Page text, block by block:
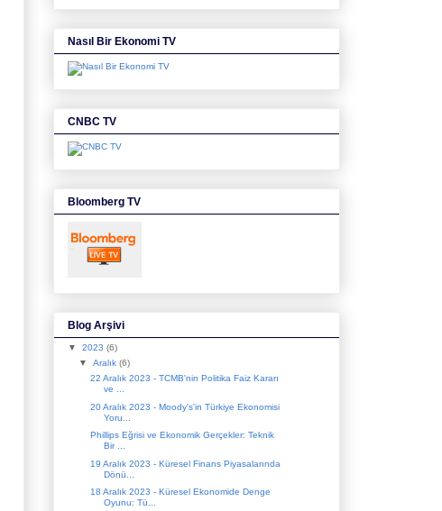
Nasıl Bir Ekonomi TV
CNBC TV
Bloomberg TV
Blog Arşivi
▼ 2023 (6)
▼ Aralık (6)
22 Aralık 2023 - TCMB'nin Politika Faiz Kararı
ve ...
20 Aralık 2023 - Moody's'in Türkiye Ekonomisi
Yoru...
Phillips Eğrisi ve Ekonomik Gerçekler: Teknik
Bir ...
19 Aralık 2023 - Küresel Finans Piyasalarında
Dönü...
18 Aralık 2023 - Küresel Ekonomide Denge
Oyunu: Tü...